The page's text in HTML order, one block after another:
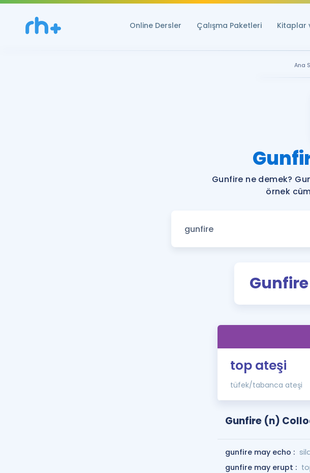
Online Dersler Çalışma Paketleri Kitaplar
Ana
Gunfire ne demek?
örnek
Gunfire
top ateşi
tüfek/tabanca ateşi
Gunfire (n)
gunfire may echo :
gunfire may erupt :